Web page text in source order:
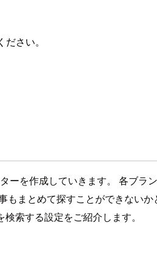
さい。
を作成していきます。 各ブラ
まとめて探すことができないか
索する設定をご紹介します。